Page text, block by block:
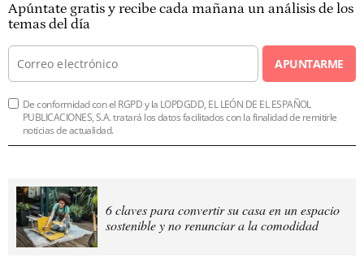
Apúntate gratis y recibe cada mañana un análisis de los
temas del día
APUNTARME
De conformidad con el RGPD y la LOPDGDD, EL LEÓN DE EL ESPAÑOL
PUBLICACIONES, S.A. tratará los datos facilitados con la finalidad de remitirle
noticias de actualidad.
6 claves para convertir su casa en un espacio
sostenible y no renunciar a la comodidad